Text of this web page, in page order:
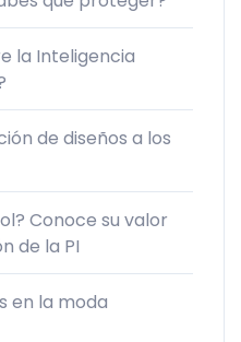
la Inteligencia
de diseños a los
Conoce su valor
de la PI
en la moda